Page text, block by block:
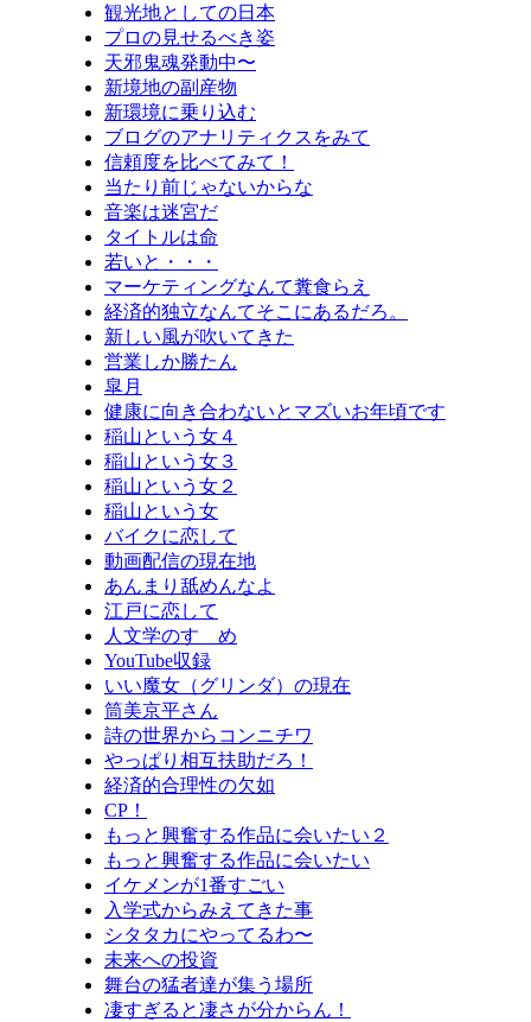
観光地としての日本
プロの見せるべき姿
天邪鬼魂発動中〜
新境地の副産物
新環境に乗り込む
ブログのアナリティクスをみて
信頼度を比べてみて！
当たり前じゃないからな
音楽は迷宮だ
タイトルは命
若いと・・・
マーケティングなんて糞食らえ
経済的独立なんてそこにあるだろ。
新しい風が吹いてきた
営業しか勝たん
皐月
健康に向き合わないとマズいお年頃です
稲山という女４
稲山という女３
稲山という女２
稲山という女
バイクに恋して
動画配信の現在地
あんまり舐めんなよ
江戸に恋して
人文学のすゝめ
YouTube収録
いい魔女（グリンダ）の現在
筒美京平さん
詩の世界からコンニチワ
やっぱり相互扶助だろ！
経済的合理性の欠如
CP！
もっと興奮する作品に会いたい２
もっと興奮する作品に会いたい
イケメンが1番すごい
入学式からみえてきた事
シタタカにやってるわ〜
未来への投資
舞台の猛者達が集う場所
凄すぎると凄さが分からん！